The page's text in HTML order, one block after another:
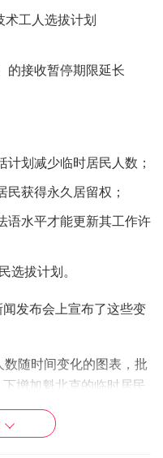
工人选拔计划
的接收暂停期限延长
划减少临时居民人数；
获得永久居留权；
语水平才能更新其工作许
选拔计划。
发布会上宣布了这些变
随时间变化的图表，批
增加魁北克的临时居民
人数量从 40 万减少到